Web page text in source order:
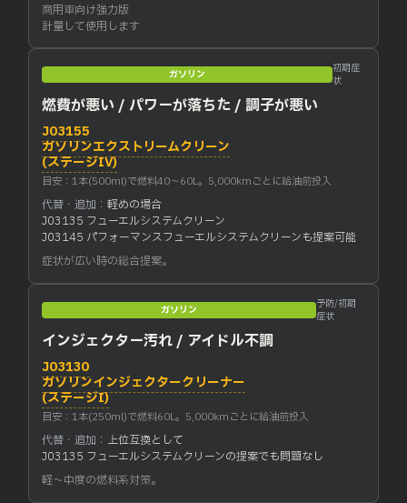
商用車向け強力版
計量して使用します
ガソリン
初期症
状
燃費が悪い / パワーが落ちた / 調子が悪い
J03155
ガソリンエクストリームクリーン
(ステージIV)
目安：1本(500ml)で燃料40〜60L。5,000kmごとに給油前投入
代替・追加：軽めの場合
J03135 フューエルシステムクリーン
J03145 パフォーマンスフューエルシステムクリーンも提案可能
症状が広い時の総合提案。
ガソリン
予防/初期
症状
インジェクター汚れ / アイドル不調
J03130
ガソリンインジェクタークリーナー
(ステージI)
目安：1本(250ml)で燃料60L。5,000kmごとに給油前投入
代替・追加： 上位互換として
J03135 フューエルシステムクリーンの提案でも問題なし
軽〜中度の燃料系対策。